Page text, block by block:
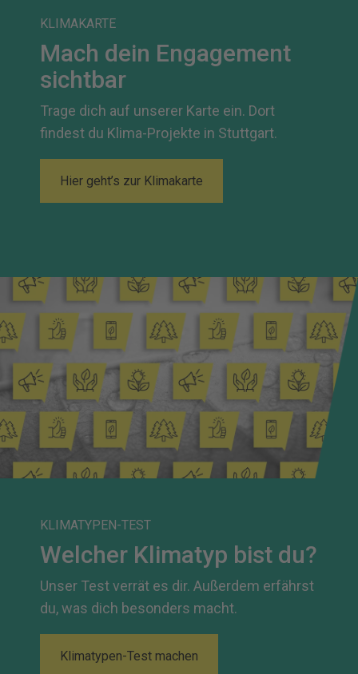
KLIMAKARTE
Mach dein Engagement
sichtbar
Trage dich auf unserer Karte ein. Dort
findest du Klima-Projekte in Stuttgart.
Hier geht’s zur Klimakarte
KLIMATYPEN-TEST
Welcher Klimatyp bist du?
Unser Test verrät es dir. Außerdem erfährst
du, was dich besonders macht.
Klimatypen-Test machen